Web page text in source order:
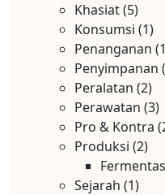
Khasiat(5)
Konsumsi (1)
Penanganan
Penyimpanan
Peralatan (2)
Perawatan (3)
Pro & Kontra
Produksi (2)
Sejarah (1)